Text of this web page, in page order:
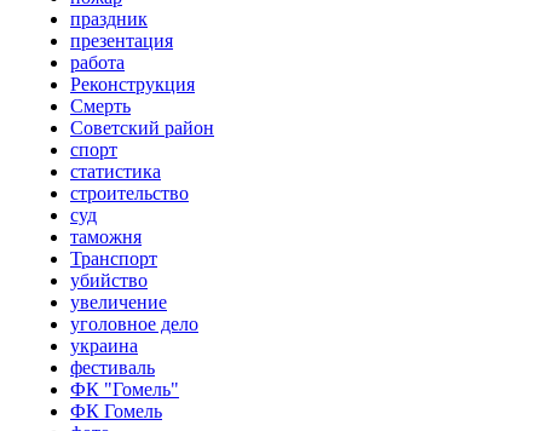
праздник
презентация
работа
Реконструкция
Смерть
Советский район
спорт
статистика
строительство
суд
таможня
Транспорт
убийство
увеличение
уголовное дело
украина
фестиваль
ФК "Гомель"
ФК Гомель